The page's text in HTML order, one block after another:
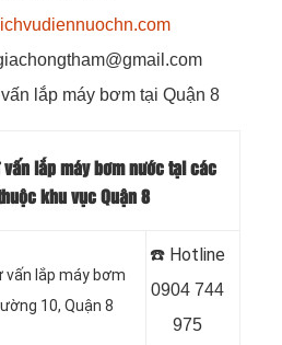
lắp máy bơm tại Quận 8
vấn lắp máy bơm nước tại các
khu vục Quận 8
vấn lắp máy bơm
10, Quận 8
☎️ Hotline
0904 744
975